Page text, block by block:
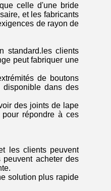
celle d'une bride
et les fabricants
de rayon de
standard.les clients
peut fabriquer une
de boutons
dans des
des joints de lape
répondre à ces
les clients peuvent
acheter des
solution plus rapide